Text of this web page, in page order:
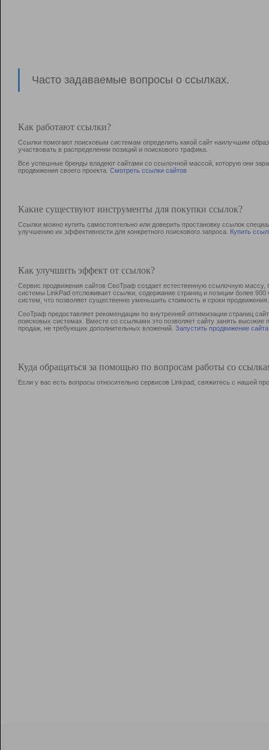
Часто задаваемые вопросы о ссылках.
Как работают ссылки?
Ссылки помогают поисковым системам определить какой сайт наилучшим
участвовать в раcпределении позиций и поискового трафика.
Все успешные бренды владеют сайтами со ссылочной массой, которую они
продвижения своего проекта. Смотреть ссылки сайтов
Какие существуют инструменты для покупки ссылок?
Ссылки можно купить самостоятельно или доверить простановку ссылок
улучшению их эффективности для конкретного поискового запроса. Купить
Как улучшить эффект от ссылок?
Сервис продвижения сайтов СеоТраф создает естественную ссылочную
системы LinkPad отслеживает ссылки, содержание страниц и позиции более
систем, что позволяет существенно уменьшить стоимость и сроки продвижения.
СеоТраф предоставляет рекомендации по внутренней оптимизации страниц
поисковых системах. Вместе со ссылками это позволяет сайту занять
продаж, не требующих дополнительных вложений. Запустить продвижение сайта
Куда обращаться за помощью по вопросам работы со
Если у вас есть вопросы относительно сервисов Linkpad, свяжитесь с нашей